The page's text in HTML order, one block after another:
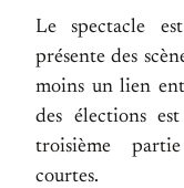
Le spectacle
présente des
moins un lien
des élections
troisième
courtes.